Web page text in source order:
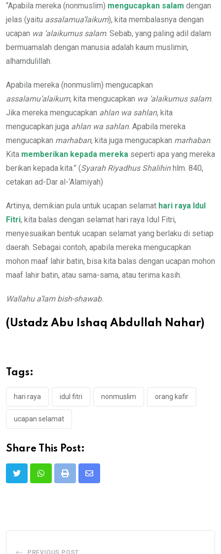
“Apabila mereka (nonmuslim) mengucapkan salam dengan
jelas (yaitu assalamua’laikum), kita membalasnya dengan
ucapan wa ‘alaikumus salam. Sebab, yang paling adil dalam
bermuamalah dengan manusia adalah kaum muslimin,
alhamdulillah.
Apabila mereka (nonmuslim) mengucapkan
assalamu’alaikum, kita mengucapkan wa ‘alaikumus salam.
Jika mereka mengucapkan ahlan wa sahlan, kita
mengucapkan juga ahlan wa sahlan. Apabila mereka
mengucapkan marhaban, kita juga mengucapkan marhaban.
Kita memberikan kepada mereka seperti apa yang mereka
berikan kepada kita.” (Syarah Riyadhus Shalihinhlm. 840,
cetakan ad-Dar al-‘Alamiyah)
Artinya, demikian pula untuk ucapan selamat hari raya Idul
Fitri, kita balas dengan selamat hari raya Idul Fitri,
menyesuaikan bentuk ucapan selamat yang berlaku di setiap
daerah. Sebagai contoh, apabila mereka mengucapkan
mohon maaf lahir batin, bisa kita balas dengan ucapan mohon
maaf lahir batin, atau sama-sama, atau terima kasih.
Wallahu a’lam bish-shawab.
(Ustadz Abu Ishaq Abdullah Nahar)
Tags:
hari raya idul fitri nonmuslim orang kafir
ucapan selamat
Share This Post:
Print
Share
PREVIOUS POST